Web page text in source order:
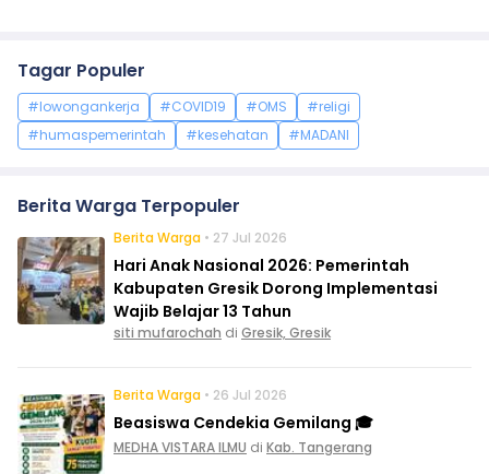
Tagar Populer
#lowongankerja #COVID19 #OMS
#religi
#humaspemerintah
#kesehatan #MADANI
Berita Warga Terpopuler
Berita Warga • 27 Jul 2026
Hari Anak Nasional 2026: Pemerintah
Kabupaten Gresik Dorong Implementasi
Wajib Belajar 13 Tahun
siti mufarochah di Gresik, Gresik
Berita Warga • 26 Jul 2026
Beasiswa Cendekia Gemilang 🎓
MEDHA VISTARA ILMU di Kab. Tangerang